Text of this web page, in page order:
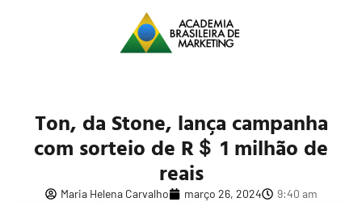
Ton, da Stone, lança campanha
com sorteio de R＄ 1 milhão de
reais
Maria Helena Carvalho março 26, 2024 9:40 am